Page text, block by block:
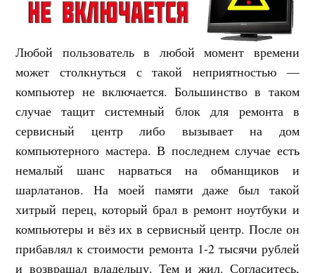
Любой пользователь в любой момент времени
может столкнуться с такой неприятностью —
компьютер не включается. Большинство в таком
случае тащит системный блок для ремонта в
сервисный центр либо вызывает на дом
компьютерного мастера. В последнем случае есть
немалый шанс нарваться на обманщиков и
шарлатанов. На моей памяти даже был такой
хитрый перец, который брал в ремонт ноутбуки и
компьютеры и вёз их в сервисный центр. После он
прибавлял к стоимости ремонта 1-2 тысячи рублей
и возвращал владельцу. Тем и жил. Согласитесь,